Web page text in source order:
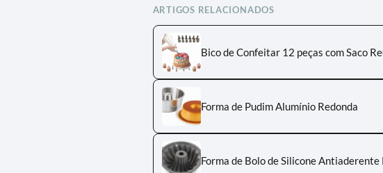
ARTIGOS RELACIONADOS
Bico de Confeitar 12 peças com Saco
Forma de Pudim Alumínio Redonda
Forma de Bolo de Silicone Antiaderente